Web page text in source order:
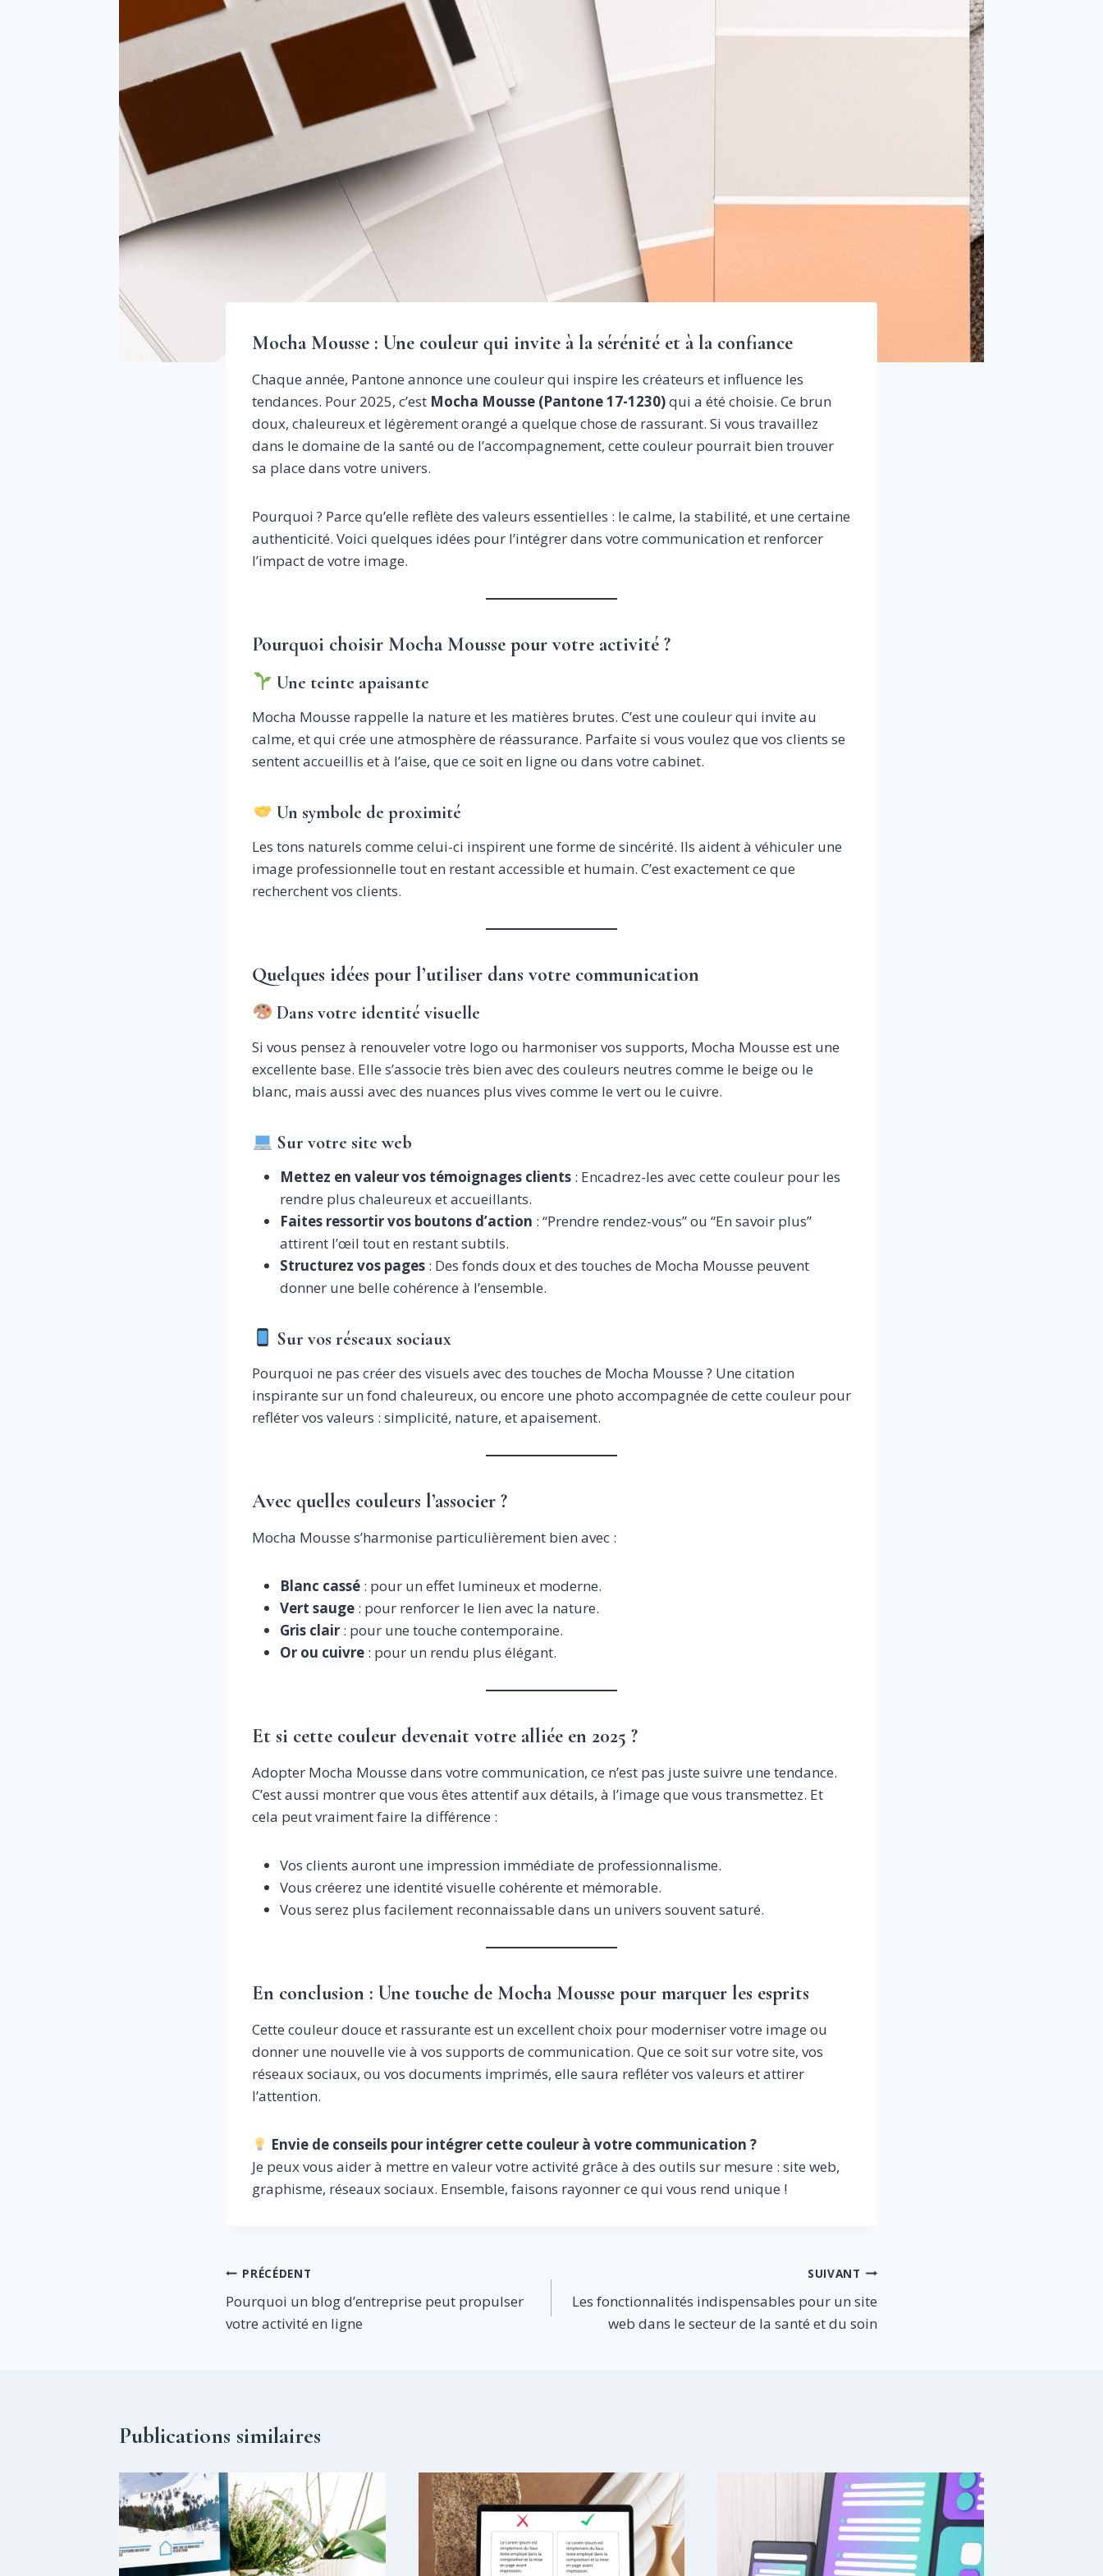
Mocha Mousse : Une couleur qui invite à la sérénité et à la confiance
Chaque année, Pantone annonce une couleur qui inspire les créateurs et influence les
tendances. Pour 2025, c’est Mocha Mousse (Pantone 17-1230)qui a été choisie. Ce brun
doux, chaleureux et légèrement orangé a quelque chose de rassurant. Si vous travaillez
dans le domaine de la santé ou de l’accompagnement, cette couleur pourrait bien trouver
sa place dans votre univers.
Pourquoi ? Parce qu’elle reflète des valeurs essentielles : le calme, la stabilité, et une certaine
authenticité. Voici quelques idées pour l’intégrer dans votre communication et renforcer
l’impact de votre image.
Pourquoi choisir Mocha Mousse pour votre activité ?
Une teinte apaisante
Mocha Mousse rappelle la nature et les matières brutes. C’est une couleur qui invite au
calme, et qui crée une atmosphère de réassurance. Parfaite si vous voulez que vos clients se
sentent accueillis et à l’aise, que ce soit en ligne ou dans votre cabinet.
Un symbole de proximité
Les tons naturels comme celui-ci inspirent une forme de sincérité. Ils aident à véhiculer une
image professionnelle tout en restant accessible et humain. C’est exactement ce que
recherchent vos clients.
Quelques idées pour l’utiliser dans votre communication
Dans votre identité visuelle
Si vous pensez à renouveler votre logo ou harmoniser vos supports, Mocha Mousse est une
excellente base. Elle s’associe très bien avec des couleurs neutres comme le beige ou le
blanc, mais aussi avec des nuances plus vives comme le vert ou le cuivre.
Sur votre site web
Mettez en valeur vos témoignages clients : Encadrez-les avec cette couleur pour les
rendre plus chaleureux et accueillants.
Faites ressortir vos boutons d’action : “Prendre rendez-vous” ou “En savoir plus”
attirent l’œil tout en restant subtils.
Structurez vos pages : Des fonds doux et des touches de Mocha Mousse peuvent
donner une belle cohérence à l’ensemble.
Sur vos réseaux sociaux
Pourquoi ne pas créer des visuels avec des touches de Mocha Mousse ? Une citation
inspirante sur un fond chaleureux, ou encore une photo accompagnée de cette couleur pour
refléter vos valeurs : simplicité, nature, et apaisement.
Avec quelles couleurs l’associer ?
Mocha Mousse s’harmonise particulièrement bien avec :
Blanc cassé : pour un effet lumineux et moderne.
Vert sauge : pour renforcer le lien avec la nature.
Gris clair : pour une touche contemporaine.
Or ou cuivre : pour un rendu plus élégant.
Et si cette couleur devenait votre alliée en 2025 ?
Adopter Mocha Mousse dans votre communication, ce n’est pas juste suivre une tendance.
C’est aussi montrer que vous êtes attentif aux détails, à l’image que vous transmettez. Et
cela peut vraiment faire la différence :
Vos clients auront une impression immédiate de professionnalisme.
Vous créerez une identité visuelle cohérente et mémorable.
Vous serez plus facilement reconnaissable dans un univers souvent saturé.
En conclusion : Une touche de Mocha Mousse pour marquer les esprits
Cette couleur douce et rassurante est un excellent choix pour moderniser votre image ou
donner une nouvelle vie à vos supports de communication. Que ce soit sur votre site, vos
réseaux sociaux, ou vos documents imprimés, elle saura refléter vos valeurs et attirer
l’attention.
Envie de conseils pour intégrer cette couleur à votre communication ?
Je peux vous aider à mettre en valeur votre activité grâce à des outils sur mesure : site web,
graphisme, réseaux sociaux. Ensemble, faisons rayonner ce qui vous rend unique !
Navigation
de
PRÉCÉDENT
Pourquoi un blog d’entreprise peut propulser
votre activité en ligne
SUIVANT
Les fonctionnalités indispensables pour un site
web dans le secteur de la santé et du soin
Publications similaires